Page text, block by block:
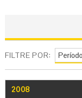
FILTRE POR:
2008